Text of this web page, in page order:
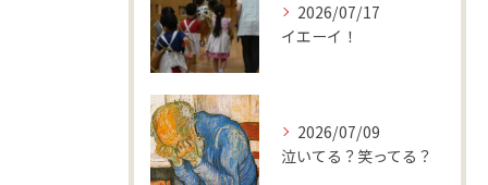
2026/07/17
イエーイ！
2026/07/09
泣いてる？笑ってる？